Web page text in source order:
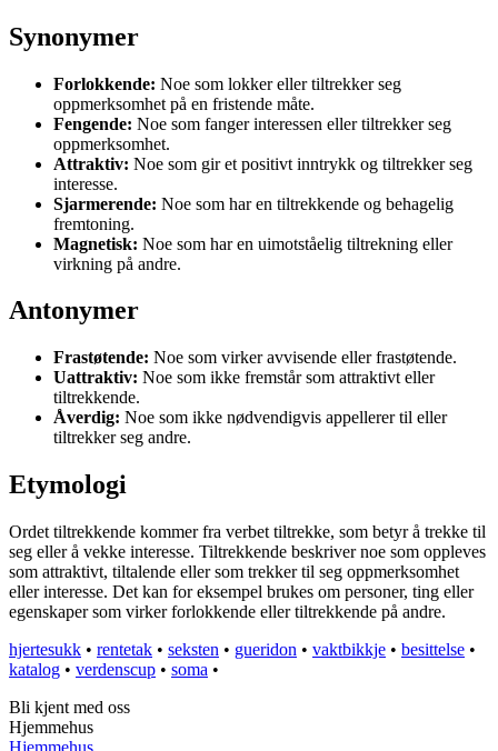
Synonymer
Forlokkende: Noe som lokker eller tiltrekker seg
oppmerksomhet på en fristende måte.
Fengende: Noe som fanger interessen eller tiltrekker seg
oppmerksomhet.
Attraktiv: Noe som gir et positivt inntrykk og tiltrekker seg
interesse.
Sjarmerende: Noe som har en tiltrekkende og behagelig
fremtoning.
Magnetisk: Noe som har en uimotståelig tiltrekning eller
virkning på andre.
Antonymer
Frastøtende: Noe som virker avvisende eller frastøtende.
Uattraktiv: Noe som ikke fremstår som attraktivt eller
tiltrekkende.
Åverdig: Noe som ikke nødvendigvis appellerer til eller
tiltrekker seg andre.
Etymologi
Ordet tiltrekkende kommer fra verbet tiltrekke, som betyr å trekke til
seg eller å vekke interesse. Tiltrekkende beskriver noe som oppleves
som attraktivt, tiltalende eller som trekker til seg oppmerksomhet
eller interesse. Det kan for eksempel brukes om personer, ting eller
egenskaper som virker forlokkende eller tiltrekkende på andre.
hjertesukk • rentetak • seksten • gueridon • vaktbikkje • besittelse •
katalog • verdenscup • soma •
Bli kjent med oss
Hjemmehus